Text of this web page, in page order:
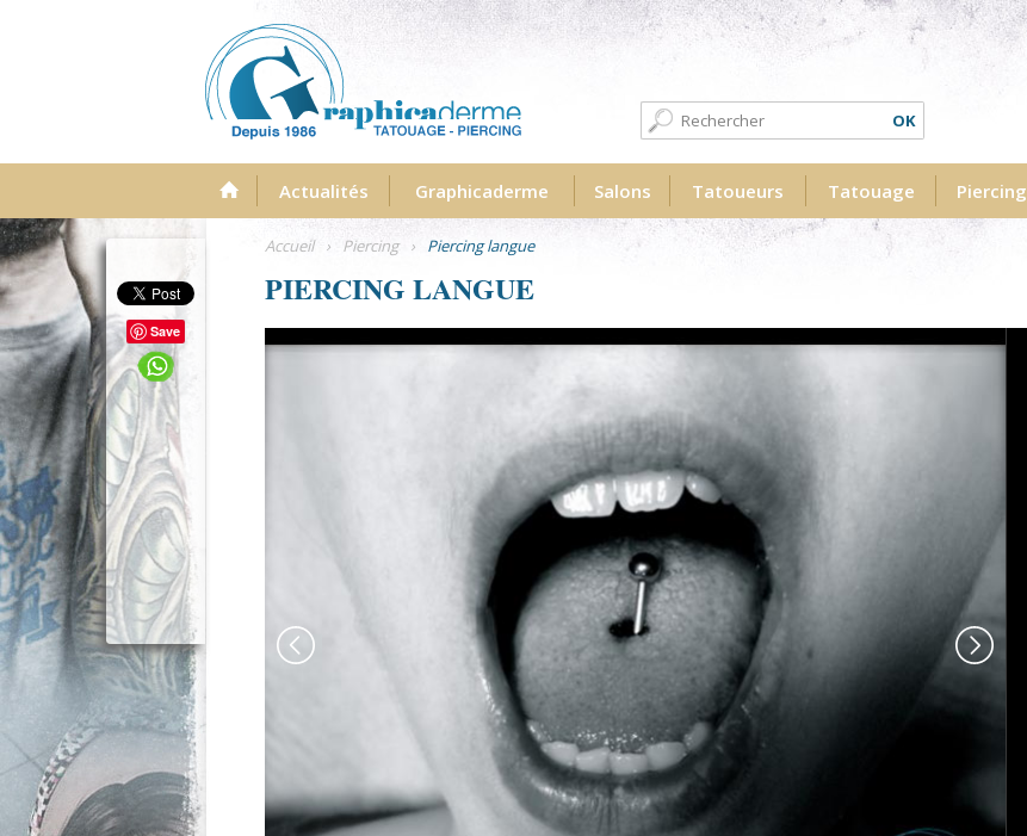
Formulaire de recherche Recherche
Menu Actualités Graphicaderme Salons Tatoueurs Tatouage Piercing
Save
Accueil › Piercing › Piercing langue
PIERCING LANGUE
photo-piercing-langue-graphicaderme.jpg